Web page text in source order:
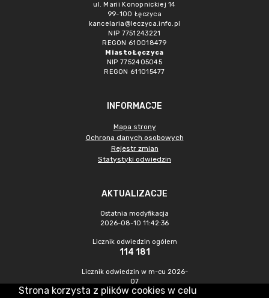
ul. Marii Konopnickiej 14
99-100 Łęczyca
kancelaria@leczyca.info.pl
NIP 7751243221
REGON 610018479
Miasto Łęczyca
NIP 7752405045
REGON 611015477
INFORMACJE
Mapa strony
Ochrona danych osobowych
Rejestr zmian
Statystyki odwiedzin
AKTUALIZACJE
Ostatnia modyfikacja
2026-08-10 11:42:36
Licznik odwiedzin ogółem
114 181
Licznik odwiedzin w m-cu 2026-
07
700
Strona korzysta z plików cookies w celu